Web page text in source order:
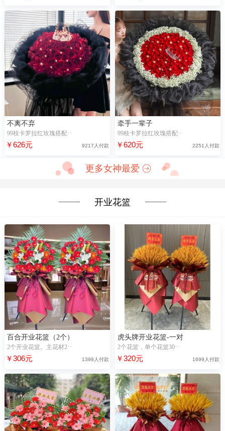
不离不弃
99枝卡罗拉红玫瑰搭配··
￥626元 9217人付款
牵手一辈子
99枝卡罗拉红玫瑰搭配··
￥620元 2251人付款
更多女神最爱
开业花篮
百合开业花篮（2个）
2个开业花篮。主花材2··
￥306元 1398人付款
虎头牌开业花篮-一对
2个花篮，单个花篮30··
￥320元 1699人付款